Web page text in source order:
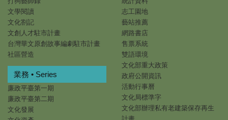
文學閱讀
文化劄記
文創人才駐市計畫
台灣華文原創故事編劇駐市計畫
社區營造
志工園地
藝站推薦
網路書店
售票系統
雙語環境
文化部重大政策
政府公開資訊
活動行事曆
文化局標準字
文化部辦理私有老建築保存再生
業務 • Series
廉政平臺第一期
廉政平臺第二期
文化發展